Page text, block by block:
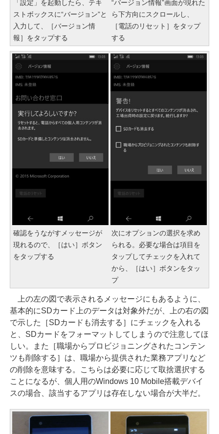
「設定」を起動したら、テキ
ストボックスに“バージョン”と
入力して、［バージョン情
報］をタップする
“バージョン情報”画面が現れた
ら下方向にスクロールし、
［電話のリセット］をタップ
する
確認をうながすメッセージが
現れるので、［はい］ボタン
をタップする
次にオプションの選択を求め
られる。必要な場合は項目を
タップしてチェックを入れて
から、［はい］ボタンをタッ
プ
上の左の図で表示されるメッセージにもあるように、
基本的にSDカード上のデータは対象外だが、上の右の図
で示した［SDカードも消去する］にチェックを入れる
と、SDカードをフォーマットしてしまうので注意してほ
しい。また［職場からプロビジョニングされたコンテン
ツも削除する］は、職場から提供された業務アプリなど
の削除を意味する。こちらは必要に応じて取捨選択する
ことになるが、個人用のWindows 10 Mobile搭載デバイ
スの場合、該当するアプリは存在しない場合が大半だ。